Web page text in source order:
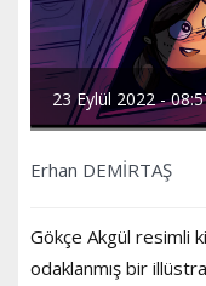
23 Eylül 2022 -
Erhan DEMİRTAŞ
Gökçe Akgül resimli
odaklanmış bir